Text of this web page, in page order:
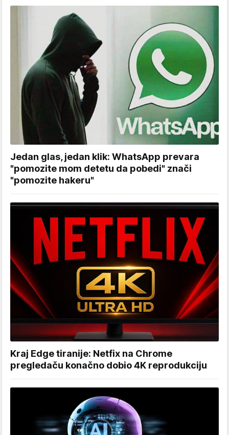
Jedan glas, jedan klik: WhatsApp prevara
"pomozite mom detetu da pobedi" znači
"pomozite hakeru"
Kraj Edge tiranije: Netfix na Chrome
pregledaču konačno dobio 4K reprodukciju